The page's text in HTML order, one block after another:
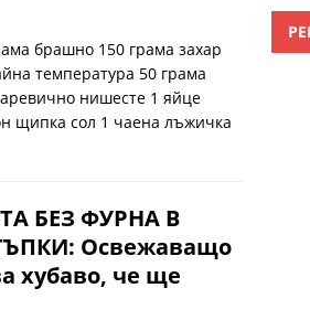
брашно 150 грама захар
температура 50 грама
нишесте 1 яйце
щипка сол 1 чаена лъжичка
БЕЗ ФУРНА В
Освежаващо
хубаво, че ще